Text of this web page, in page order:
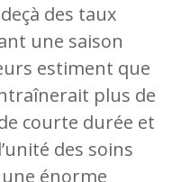
des taux
une saison
estiment que
plus de
courte durée et
des soins
énorme